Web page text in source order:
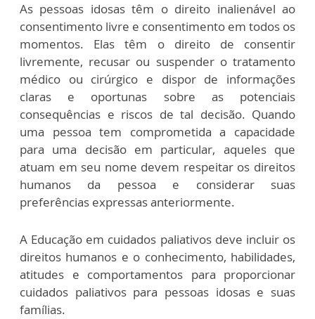
As pessoas idosas têm o direito inalienável ao
consentimento livre e consentimento em todos os
momentos. Elas têm o direito de consentir
livremente, recusar ou suspender o tratamento
médico ou cirúrgico e dispor de informações
claras e oportunas sobre as potenciais
consequências e riscos de tal decisão. Quando
uma pessoa tem comprometida a capacidade
para uma decisão em particular, aqueles que
atuam em seu nome devem respeitar os direitos
humanos da pessoa e considerar suas
preferências expressas anteriormente.
A Educação em cuidados paliativos deve incluir os
direitos humanos e o conhecimento, habilidades,
atitudes e comportamentos para proporcionar
cuidados paliativos para pessoas idosas e suas
famílias.